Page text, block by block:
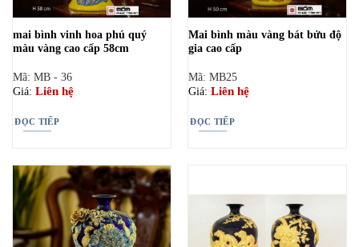
mai bình vinh hoa phú quý
màu vàng cao cấp 58cm
Mã: MB - 36
Giá: Liên hệ
ĐỌC TIẾP
Mai bình màu vàng bát bửu độ
gia cao cấp
Mã: MB25
Giá: Liên hệ
ĐỌC TIẾP